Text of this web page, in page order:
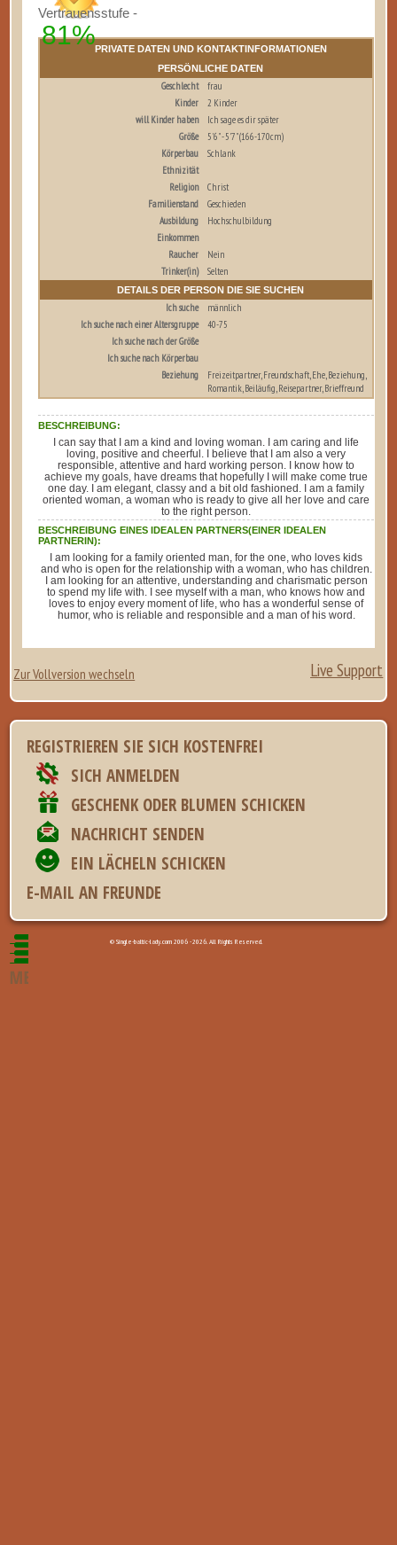
Vertrauensstufe -
81%PRIVATE DATEN UND KONTAKTINFORMATIONEN
PERSÖNLICHE DATEN
Geschlecht
frau
Kinder
2 Kinder
will Kinder haben
Ich sage es dir später
Größe
5'6" - 5'7" (166-170cm)
Körperbau
Schlank
Ethnizität
Religion
Christ
Familienstand
Geschieden
Ausbildung
Hochschulbildung
Einkommen
Raucher
Nein
Trinker(in)
Selten
DETAILS DER PERSON DIE SIE SUCHEN
Ich suche
männlich
Ich suche nach einer Altersgruppe
40-75
Ich suche nach der Größe
Ich suche nach Körperbau
Beziehung
Freizeitpartner, Freundschaft, Ehe, Beziehung,
Romantik, Beiläufig, Reisepartner, Brieffreund
BESCHREIBUNG:
I can say that I am a kind and loving woman. I am caring and life
loving, positive and cheerful. I believe that I am also a very
responsible, attentive and hard working person. I know how to
achieve my goals, have dreams that hopefully I will make come true
one day. I am elegant, classy and a bit old fashioned. I am a family
oriented woman, a woman who is ready to give all her love and care
to the right person.
BESCHREIBUNG EINES IDEALEN PARTNERS(EINER IDEALEN
PARTNERIN):
I am looking for a family oriented man, for the one, who loves kids
and who is open for the relationship with a woman, who has children.
I am looking for an attentive, understanding and charismatic person
to spend my life with. I see myself with a man, who knows how and
loves to enjoy every moment of life, who has a wonderful sense of
humor, who is reliable and responsible and a man of his word.
Zur Vollversion wechseln Live Support
REGISTRIEREN SIE SICH KOSTENFREI
SICH ANMELDEN
GESCHENK ODER BLUMEN SCHICKEN
NACHRICHT SENDEN
EIN LÄCHELN SCHICKEN
E-MAIL AN FREUNDE
© Single-baltic-lady.com 2006 - 2026. All Rights Reserved.